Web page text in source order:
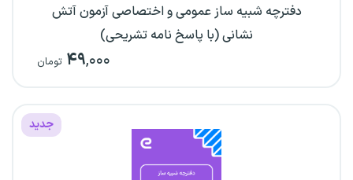
دفترچه شبیه ساز عمومی و اختصاصی آزمون آتش
نشانی (با پاسخ نامه تشریحی)
۴۹,۰۰۰ تومان
جدید